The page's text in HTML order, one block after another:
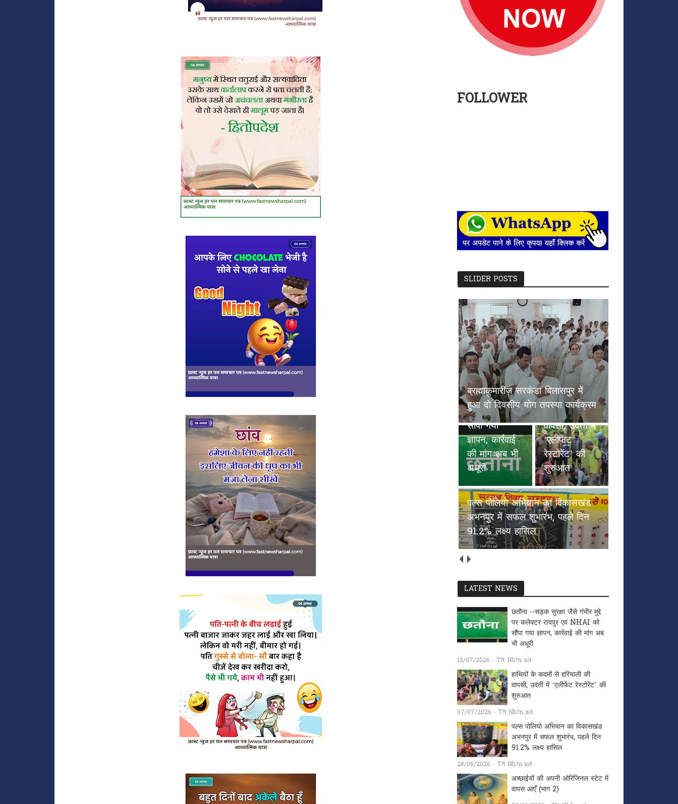
FOLLOWER
SLIDER POSTS
छतौना --सड़क सुरक्षा जैसे गंभीर मुद्दे
पर कलेक्टर रायपुर एवं NHAI को
सौंपा गया ज्ञापन, कार्रवाई की मांग अब
भी अधूरी
हाथियों के
कदमों से
हरियाली की
वापसी, उदंती में
‘एलीफेंट
रेस्टोरेंट’ की
शुरुआत
पल्स पोलियो
अभियान का
विकासखंड
अभनपुर में
सफल शुभारंभ,
पहले दिन
91.2% लक्ष्य
हासिल
अच्छाईयों की अपनी ओरिजिनल स्टेट
में वापस आएँ (भाग 2)
LATEST NEWS
छतौना --सड़क सुरक्षा जैसे गंभीर मुद्दे
पर कलेक्टर रायपुर एवं NHAI को
सौंपा गया ज्ञापन, कार्रवाई की मांग अब
भी अधूरी
12/07/2026 - T?t Nh?n xét
हाथियों के कदमों से हरियाली की
वापसी, उदंती में ‘एलीफेंट रेस्टोरेंट’ की
शुरुआत
07/07/2026 - T?t Nh?n xét
पल्स पोलियो अभियान का विकासखंड
अभनपुर में सफल शुभारंभ, पहले दिन
91.2% लक्ष्य हासिल
28/06/2026 - T?t Nh?n xét
अच्छाईयों की अपनी ओरिजिनल स्टेट में
वापस आएँ (भाग 2)